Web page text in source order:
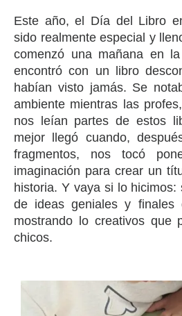
Este año, el Día del Libro
sido realmente especial y
comenzó una mañana en
encontró con un libro
habían visto jamás. Se
ambiente mientras las
nos leían partes de estos
mejor llegó cuando,
fragmentos, nos tocó
imaginación para crear un
historia. Y vaya si lo hicimos:
de ideas geniales y finales
mostrando lo creativos que
chicos.